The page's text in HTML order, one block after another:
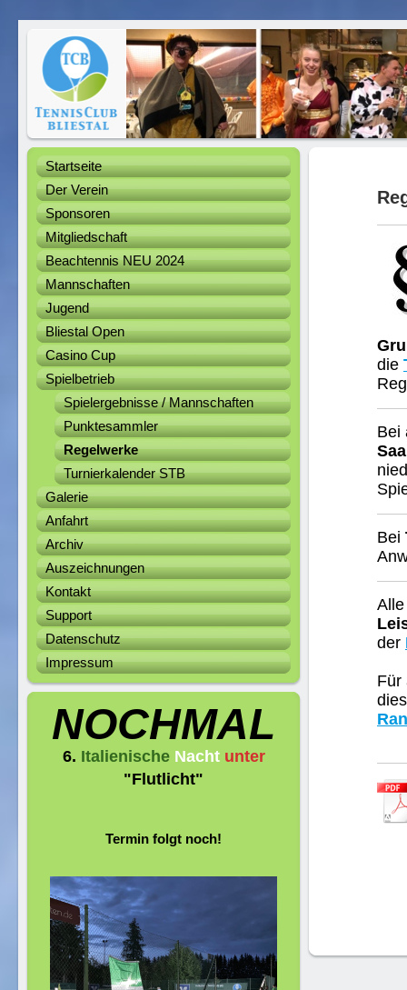
Startseite
Der Verein
Sponsoren
Mitgliedschaft
Beachtennis NEU 2024
Mannschaften
Jugend
Bliestal Open
Casino Cup
Spielbetrieb
Spielergebnisse / Mannschaften
Punktesammler
Regelwerke
Turnierkalender STB
Galerie
Anfahrt
Archiv
Auszeichnungen
Kontakt
Support
Datenschutz
Impressum
NOCHMAL
6. Italienische Nacht unter
"Flutlicht"
Termin folgt noch!
die
Bei
Bei
der
Für